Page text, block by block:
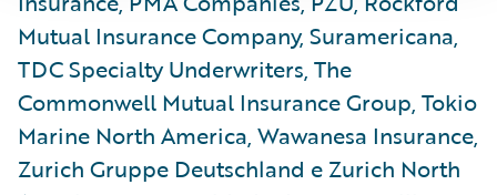
Mutual Insurance Company, Suramericana,
TDC Specialty Underwriters, The
Commonwell Mutual Insurance Group, Tokio
Marine North America, Wawanesa Insurance,
Zurich Gruppe Deutschland e Zurich North